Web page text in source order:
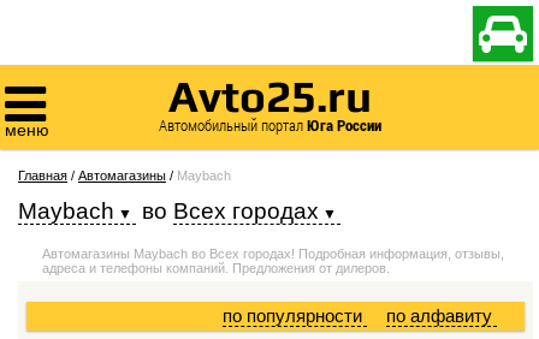


меню
Avto25.ru
Автомобильный порталЮга России
Главная / Автомагазины / Maybach
Maybach во Всех городах
Автомагазины Maybach во Всех городах! Подробная информация, отзывы,
адреса и телефоны компаний. Предложения от дилеров.
по алфавиту
по популярности